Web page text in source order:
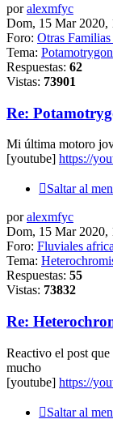
poralexmfyc
Dom, 15 Mar 2020,
Foro: Otras Familias
Tema:
Respuestas: 62
Vistas: 73901
Re:
Mi última motoro
[youtube] https://
Saltar al
poralexmfyc
Dom, 15 Mar 2020,
Foro: Fluviales
Tema:
Respuestas: 55
Vistas: 73832
Re:
Reactivo el post que
mucho
[youtube] https://
Saltar al